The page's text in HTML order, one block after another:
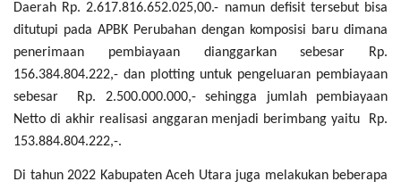
Daerah Rp. 2.617.816.652.025,00.- namun defisit tersebut bisa
ditutupi pada APBK Perubahan dengan komposisi baru dimana
penerimaan pembiayaan dianggarkan sebesar Rp.
156.384.804.222,- dan plotting untuk pengeluaran pembiayaan
sebesar Rp. 2.500.000.000,- sehingga jumlah pembiayaan
Netto di akhir realisasi anggaran menjadi berimbang yaitu Rp.
153.884.804.222,-.
Di tahun 2022 Kabupaten Aceh Utara juga melakukan beberapa